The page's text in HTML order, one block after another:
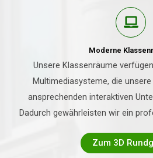
Moderne
Unsere Klassenräume
Multimediasysteme, die
ansprechenden interaktiven
Dadurch gewährleisten wir ein
Zum 3D